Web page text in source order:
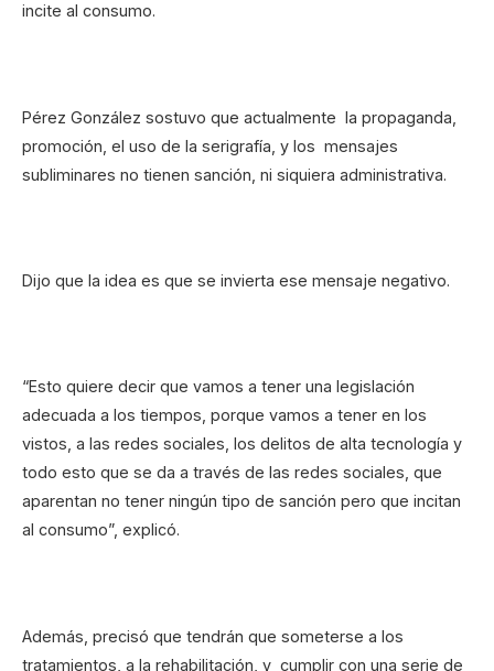
incite al consumo.
Pérez González sostuvo que actualmente la propaganda,
promoción, el uso de la serigrafía, y los mensajes
subliminares no tienen sanción, ni siquiera administrativa.
Dijo que la idea es que se invierta ese mensaje negativo.
“Esto quiere decir que vamos a tener una legislación
adecuada a los tiempos, porque vamos a tener en los
vistos, a las redes sociales, los delitos de alta tecnología y
todo esto que se da a través de las redes sociales, que
aparentan no tener ningún tipo de sanción pero que incitan
al consumo”, explicó.
Además, precisó que tendrán que someterse a los
tratamientos, a la rehabilitación, y cumplir con una serie de